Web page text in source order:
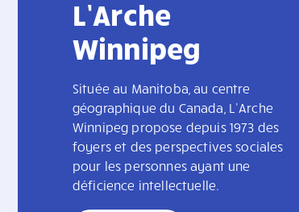
L’Arche
Winnipeg
Située au Manitoba, au centre
géographique du Canada, L’Arche
Winnipeg propose depuis 1973 des
foyers et des perspectives sociales
pour les personnes ayant une
déficience intellectuelle.